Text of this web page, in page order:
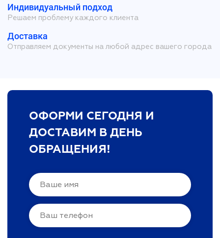
Индивидуальный подход
Решаем проблему каждого клиента
Доставка
Отправляем документы на любой адрес вашего города
ОФОРМИ СЕГОДНЯ И
ДОСТАВИМ В ДЕНЬ
ОБРАЩЕНИЯ!